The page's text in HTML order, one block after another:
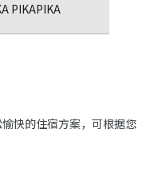
PIKAPIKA
快的住宿方案，可根据您